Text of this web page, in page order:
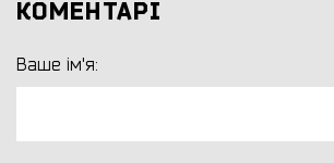
КОМЕНТАРІ
Ваше ім'я: